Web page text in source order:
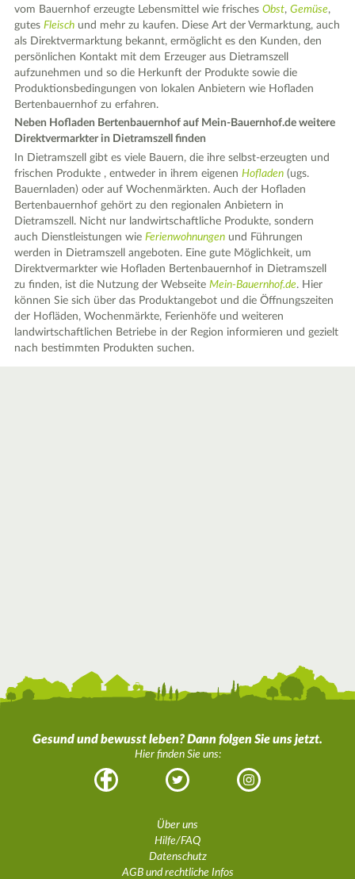
vom Bauernhof erzeugte Lebensmittel wie frischesObst,Gemüse,
gutesFleisch und mehr zu kaufen. Diese Art der Vermarktung, auch
als Direktvermarktung bekannt, ermöglicht es den Kunden, den
persönlichen Kontakt mit dem Erzeuger aus Dietramszell
aufzunehmen und so die Herkunft der Produkte sowie die
Produktionsbedingungen von lokalen Anbietern wie Hofladen
Bertenbauernhof zu erfahren.
Neben Hofladen Bertenbauernhof auf Mein-Bauernhof.de weitere
Direktvermarkter in Dietramszell finden
In Dietramszell gibt es viele Bauern, die ihre selbst-erzeugten und
frischen Produkte , entweder in ihrem eigenenHofladen (ugs.
Bauernladen) oder auf Wochenmärkten. Auch der Hofladen
Bertenbauernhof gehört zu den regionalen Anbietern in
Dietramszell. Nicht nur landwirtschaftliche Produkte, sondern
auch Dienstleistungen wieFerienwohnungen und Führungen
werden in Dietramszell angeboten. Eine gute Möglichkeit, um
Direktvermarkter wie Hofladen Bertenbauernhof in Dietramszell
zu finden, ist die Nutzung der WebseiteMein-Bauernhof.de. Hier
können Sie sich über das Produktangebot und die Öffnungszeiten
der Hofläden, Wochenmärkte, Ferienhöfe und weiteren
landwirtschaftlichen Betriebe in der Region informieren und gezielt
nach bestimmten Produkten suchen.
Gesund und bewusst leben? Dann folgen Sie uns jetzt.
Hier finden Sie uns:
Facebook Twitter Instagram
Über uns
Hilfe/FAQ
Datenschutz
AGB und rechtliche Infos